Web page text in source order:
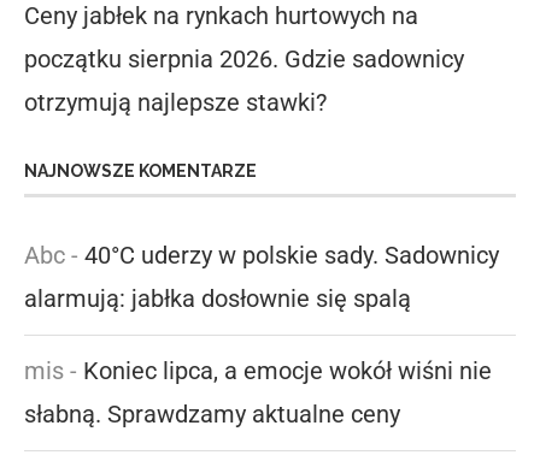
Ceny jabłek na rynkach hurtowych na
początku sierpnia 2026. Gdzie sadownicy
otrzymują najlepsze stawki?
NAJNOWSZE KOMENTARZE
Abc - 40°C uderzy w polskie sady. Sadownicy
alarmują: jabłka dosłownie się spalą
mis - Koniec lipca, a emocje wokół wiśni nie
słabną. Sprawdzamy aktualne ceny